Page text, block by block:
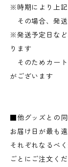
※時期により上
その場合、発送
※発送予定日な
ります
そのためカー
がございます
■他グッズとの
お届け日が最も
それぞれなるべ
ごとにご注文くだ